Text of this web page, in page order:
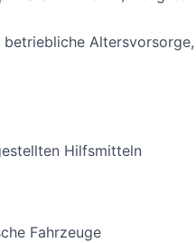
Altersvorsorge,
Hilfsmitteln
Fahrzeuge